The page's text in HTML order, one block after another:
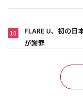
10
FLARE U、初の
が謝罪